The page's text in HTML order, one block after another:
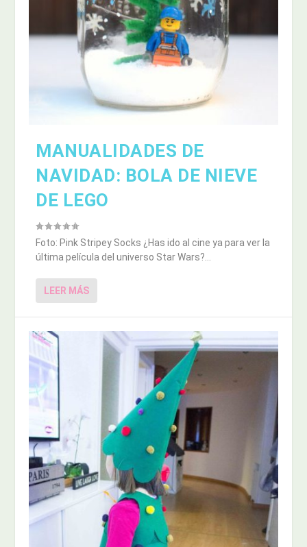
MANUALIDADES DE
NAVIDAD: BOLA DE NIEVE
DE LEGO
Foto: Pink Stripey Socks ¿Has ido al cine ya para ver la
última película del universo Star Wars?...
LEER MÁS